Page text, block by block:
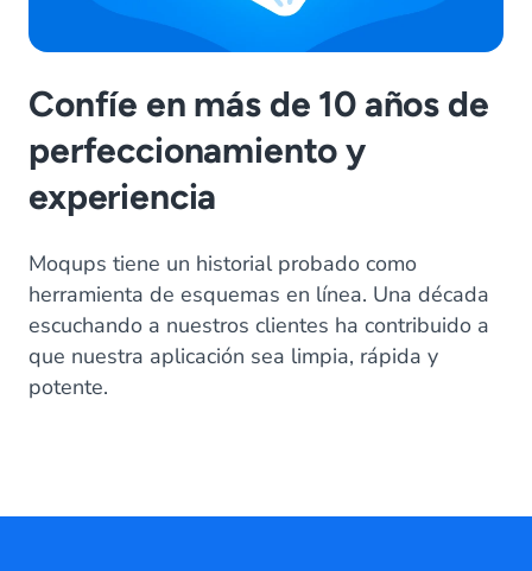
Confíe en más de 10 años de
perfeccionamiento y
experiencia
Moqups tiene un historial probado como
herramienta de esquemas en línea. Una década
escuchando a nuestros clientes ha contribuido a
que nuestra aplicación sea limpia, rápida y
potente.